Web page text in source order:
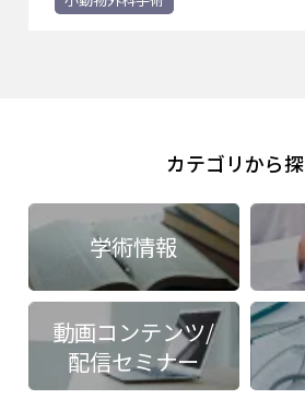
カテゴリから
学術情報
動画コンテンツ/
配信セミナー